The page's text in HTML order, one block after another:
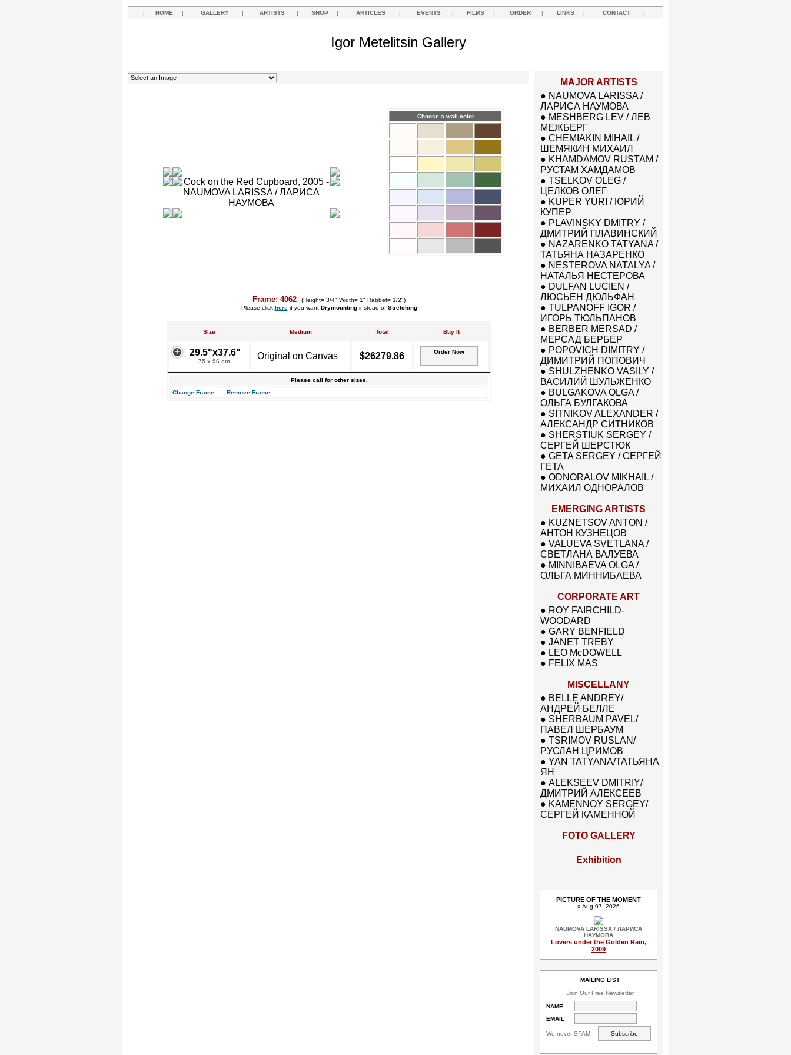
| HOME | GALLERY | ARTISTS | SHOP | ARTICLES | EVENTS | FILMS | ORDER | LINKS | CONTACT |
Igor Metelitsin Gallery
Choose a wall color
Frame: 4062
(Height= 3/4" Width= 1" Rabbet= 1/2")
Please click hereif you want Drymountinginstead of Stretching
Size Medium Total Buy It
29.5"x37.6"
75 x 96 cm.
Original on Canvas $26279.86 Order Now
Please call for other sizes.
Change Frame
Remove Frame
MAJOR ARTISTS
● NAUMOVA LARISSA /
ЛАРИСА НАУМОВА
● MESHBERG LEV / ЛЕВ
МЕЖБЕРГ
● CHEMIAKIN MIHAIL /
ШЕМЯКИН МИХАИЛ
● KHAMDAMOV RUSTAM /
РУСТАМ ХАМДАМОВ
● TSELKOV OLEG /
ЦЕЛКОВ ОЛЕГ
● KUPER YURI / ЮРИЙ
КУПЕР
● PLAVINSKY DMITRY /
ДМИТРИЙ ПЛАВИНСКИЙ
● NAZARENKO TATYANA /
ТАТЬЯНА НАЗАРЕНКО
● NESTEROVA NATALYA /
НАТАЛЬЯ НЕСТЕРОВА
● DULFAN LUCIEN /
ЛЮСЬЕН ДЮЛЬФАН
● TULPANOFF IGOR /
ИГОРЬ ТЮЛЬПАНОВ
● BERBER MERSAD /
МЕРСАД БЕРБЕР
● POPOVICH DIMITRY /
ДИМИТРИЙ ПОПОВИЧ
● SHULZHENKO VASILY /
ВАСИЛИЙ ШУЛЬЖЕНКО
● BULGAKOVA OLGA /
ОЛЬГА БУЛГАКОВА
● SITNIKOV ALEXANDER /
АЛЕКСАНДР СИТНИКОВ
● SHERSTIUK SERGEY /
СЕРГЕЙ ШЕРСТЮК
● GETA SERGEY / СЕРГЕЙ
ГЕТА
● ODNORALOV MIKHAIL /
МИХАИЛ ОДНОРАЛОВ
EMERGING ARTISTS
● KUZNETSOV ANTON /
АНТОН КУЗНЕЦОВ
● VALUEVA SVETLANA /
СВЕТЛАНА ВАЛУЕВА
● MINNIBAEVA OLGA /
ОЛЬГА МИННИБАЕВА
CORPORATE ART
● ROY FAIRCHILD-
WOODARD
● GARY BENFIELD
● JANET TREBY
● LEO McDOWELL
● FELIX MAS
MISCELLANY
● BELLE ANDREY/
АНДРЕЙ БЕЛЛЕ
● SHERBAUM PAVEL/
ПАВЕЛ ШЕРБАУМ
● TSRIMOV RUSLAN/
РУСЛАН ЦРИМОВ
● YAN TATYANA/ТАТЬЯНА
ЯН
● ALEKSEEV DMITRIY/
ДМИТРИЙ АЛЕКСЕЕВ
● KAMENNOY SERGEY/
СЕРГЕЙ КАМЕННОЙ
FOTO GALLERY
Exhibition
PICTURE OF THE MOMENT
» Aug 07, 2026
NAUMOVA LARISSA / ЛАРИСА
НАУМОВА
Lovers under the Golden Rain,
2009
MAILING LIST
Join Our Free Newsletter
NAME
EMAIL
We never SPAM